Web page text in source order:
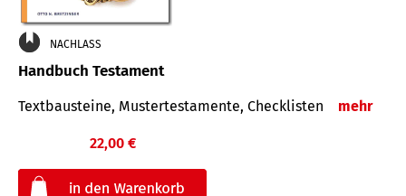
NACHLASS
Handbuch Testament
Textbausteine, Mustertestamente, Checklisten mehr
22,00 €